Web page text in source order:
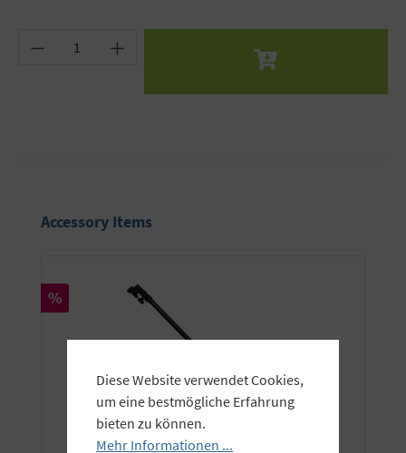
Produkt Anzahl: Gib den gewünschten Wert
Produktgalerie überspringen
Accessory Items
Rabatt
%
Diese Website verwendet Cookies,
um eine bestmögliche Erfahrung
bieten zu können.
Mehr Informationen ...